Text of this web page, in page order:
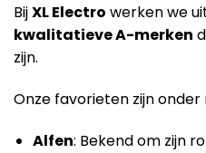
BijXL Electro werken we
kwalitatieve A-merken
zijn.
Onze favorieten zijn onder
Alfen: Bekend om zijn